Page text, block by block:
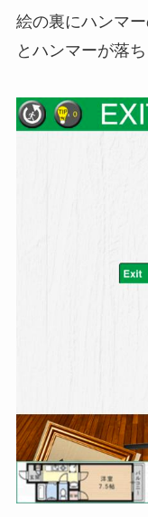
絵の裏にハンマ
とハンマーが落ち